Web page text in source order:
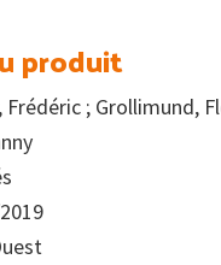
produit
Frédéric ; Grollimund,